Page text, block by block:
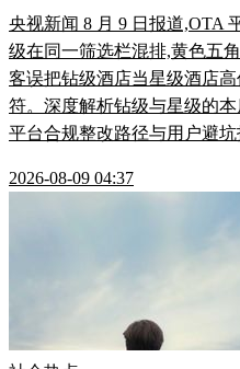
央视新闻 8 月 9 日报道,OTA
级在同一筛选栏混排,黄色五
客误把钻级酒店当星级酒店
符。深度解析钻级与星级的
平台合规整改路径与用户避坑
2026-08-09 04:37